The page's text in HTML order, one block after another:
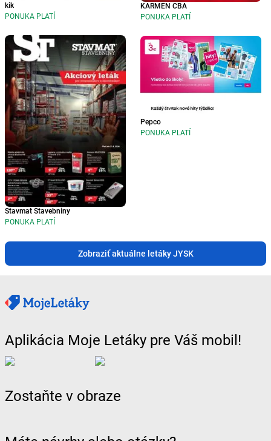
kik
PONUKA PLATÍ
Stavmat Stavebniny
PONUKA PLATÍ
KARMEN CBA
PONUKA PLATÍ
Pepco
PONUKA PLATÍ
Zobraziť aktuálne letáky JYSK
Aplikácia Moje Letáky pre Váš mobil!
Zostaňte v obraze